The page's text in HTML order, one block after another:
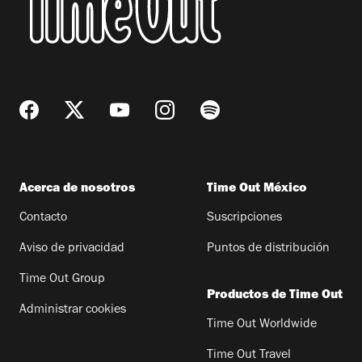
Acerca de nosotros
Contacto
Aviso de privacidad
Time Out Group
Administrar cookies
Time Out México
Suscripciones
Puntos de distribución
Productos de Time Out
Time Out Worldwide
Time Out Travel